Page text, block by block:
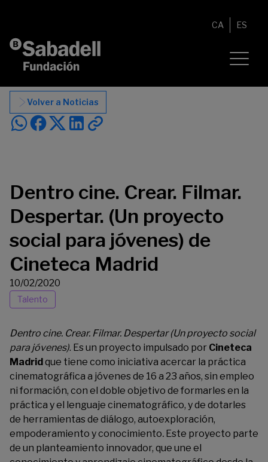
CA ES
Volver a Noticias
Dentro cine. Crear. Filmar.
Despertar. (Un proyecto
social para jóvenes) de
Cineteca Madrid
10/02/2020
Talento
Dentro cine. Crear. Filmar. Despertar (Un proyecto social
para jóvenes). Es un proyecto impulsado por Cineteca
Madridque tiene como iniciativa acercar la práctica
cinematográfica a jóvenes de 16 a 23 años, sin empleo
ni formación, con el doble objetivo de formarles en la
práctica y el lenguaje cinematográfico, y de dotarles
de herramientas de diálogo, autoexploración,
empoderamiento y conocimiento. Este proyecto parte
de un planteamiento innovador, que une el